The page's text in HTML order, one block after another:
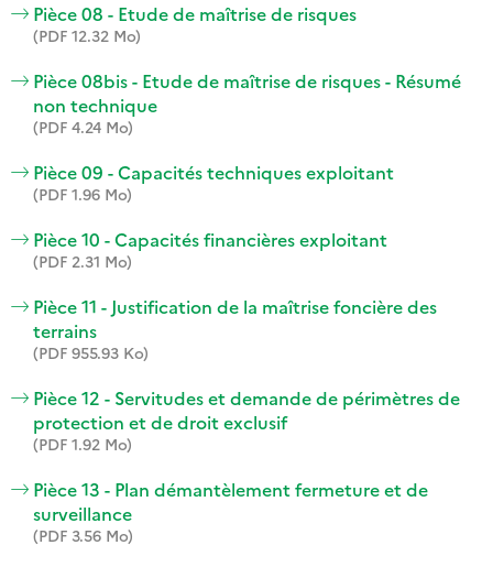
Pièce 08 - Etude de maîtrise de risques
(PDF 12.32 Mo)
Pièce 08bis - Etude de maîtrise de risques - Résumé
non technique
(PDF 4.24 Mo)
Pièce 09 - Capacités techniques exploitant
(PDF 1.96 Mo)
Pièce 10 - Capacités financières exploitant
(PDF 2.31 Mo)
Pièce 11 - Justification de la maîtrise foncière des
terrains
(PDF 955.93 Ko)
Pièce 12 - Servitudes et demande de périmètres de
protection et de droit exclusif
(PDF 1.92 Mo)
Pièce 13 - Plan démantèlement fermeture et de
surveillance
(PDF 3.56 Mo)